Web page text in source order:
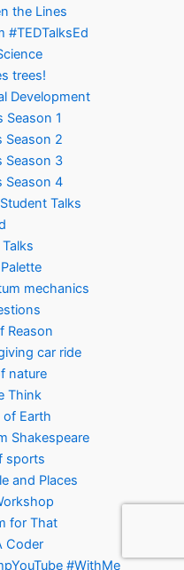
the Lines
#TEDTalksEd
trees!
Development
Season 1
Season 2
Season 3
Season 4
Talks
mechanics
Reason
car ride
nature
Think
Earth
Shakespeare
sports
and Places
for That
Coder
#WithMe